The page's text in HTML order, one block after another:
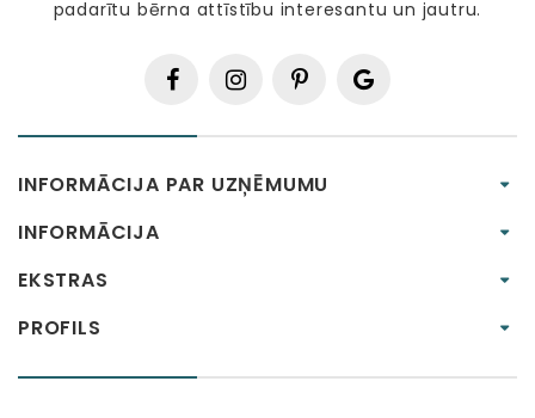
padarītu bērna attīstību interesantu un jautru.
INFORMĀCIJA PAR UZŅĒMUMU
INFORMĀCIJA
EKSTRAS
PROFILS